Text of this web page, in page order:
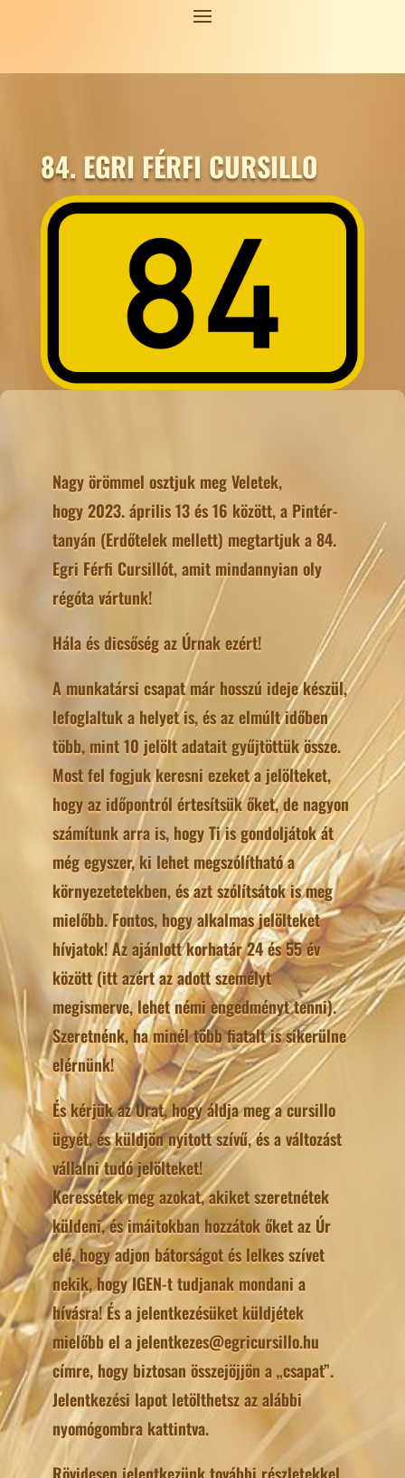
84. EGRI FÉRFI CURSILLO
Nagy örömmel osztjuk meg Veletek,
hogy 2023. április 13 és 16 között, a Pintér-
tanyán (Erdőtelek mellett) megtartjuk a 84.
Egri Férfi Cursillót, amit mindannyian oly
régóta vártunk!
Hála és dicsőség az Úrnak ezért!
A munkatársi csapat már hosszú ideje készül,
lefoglaltuk a helyet is, és az elmúlt időben
több, mint 10 jelölt adatait gyűjtöttük össze.
Most fel fogjuk keresni ezeket a jelölteket,
hogy az időpontról értesítsük őket, de nagyon
számítunk arra is, hogy Ti is gondoljátok át
még egyszer, ki lehet megszólítható a
környezetetekben, és azt szólítsátok is meg
mielőbb. Fontos, hogy alkalmas jelölteket
hívjatok! Az ajánlott korhatár 24 és 55 év
között (itt azért az adott személyt
megismerve, lehet némi engedményt tenni).
Szeretnénk, ha minél több fiatalt is sikerülne
elérnünk!
És kérjük az Urat, hogy áldja meg a cursillo
ügyét, és küldjön nyitott szívű, és a változást
vállalni tudó jelölteket!
Keressétek meg azokat, akiket szeretnétek
küldeni, és imáitokban hozzátok őket az Úr
elé, hogy adjon bátorságot és lelkes szívet
nekik, hogy IGEN-t tudjanak mondani a
hívásra! És a jelentkezésüket küldjétek
mielőbb el a jelentkezes@egricursillo.hu
címre, hogy biztosan összejöjjön a „csapat”.
Jelentkezési lapot letölthetsz az alábbi
nyomógombra kattintva.
Rövidesen jelentkezünk további részletekkel.